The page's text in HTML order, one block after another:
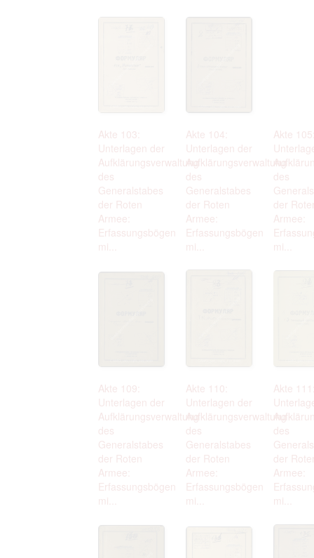
Akte 103:
Unterlagen der
Aufklärungsverwaltung
des
Generalstabes
der Roten
Armee:
Erfassungsbögen
mi...
Akte 104:
Unterlagen der
Aufklärungsverwaltung
des
Generalstabes
der Roten
Armee:
Erfassungsbögen
mi...
Akte
des
der
Armee:
mi...
Akte 109:
Unterlagen der
Aufklärungsverwaltung
des
Generalstabes
der Roten
Armee:
Erfassungsbögen
mi...
Akte 110:
Unterlagen der
Aufklärungsverwaltung
des
Generalstabes
der Roten
Armee:
Erfassungsbögen
mi...
Akte
des
der
Armee:
mi...